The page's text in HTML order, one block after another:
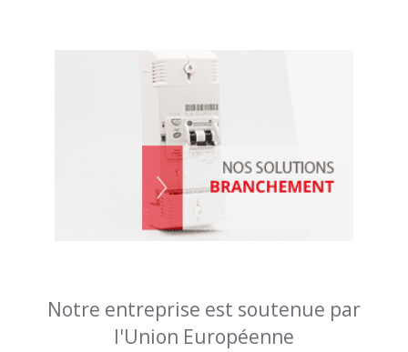
Notre entreprise est soutenue par
l'Union Européenne